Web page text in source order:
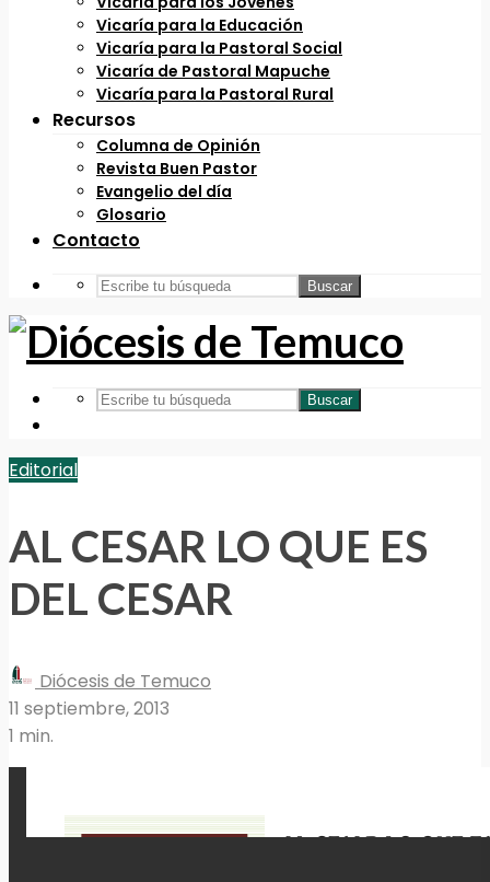
Vicaría para la Educación
Vicaría para la Pastoral Social
Vicaría de Pastoral Mapuche
Vicaría para la Pastoral Rural
Recursos
Columna de Opinión
Revista Buen Pastor
Evangelio del día
Glosario
Contacto
Buscar
Buscar
Editorial
AL CESAR LO QUE ES
DEL CESAR
Diócesis de Temuco
11 septiembre, 2013
1 min.